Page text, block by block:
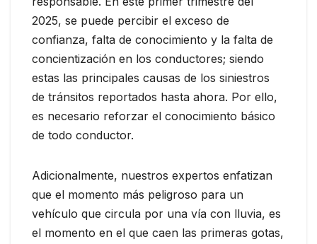
2025, se puede percibir el exceso de
confianza, falta de conocimiento y la falta de
concientización en los conductores; siendo
estas las principales causas de los siniestros
de tránsitos reportados hasta ahora. Por ello,
es necesario reforzar el conocimiento básico
de todo conductor.
Adicionalmente, nuestros expertos enfatizan
que el momento más peligroso para un
vehículo que circula por una vía con lluvia, es
el momento en el que caen las primeras gotas,